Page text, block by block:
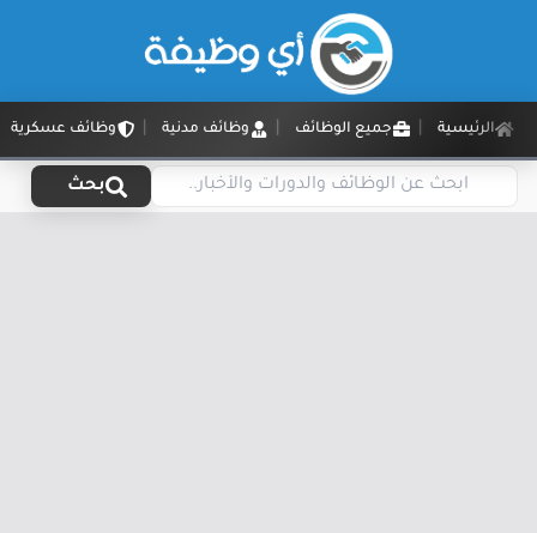
الرئيسية جميع الوظائف وظائف مدنية وظائف عسكرية
بحث